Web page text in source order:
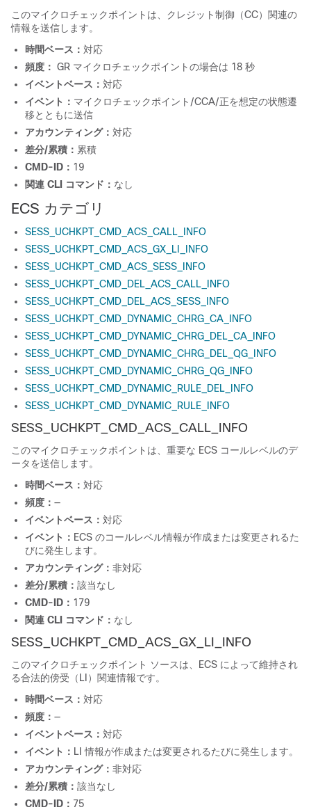
このマイクロチェックポイントは、クレジット制御（CC）関連の
情報を送信します。
時間ベース： 対応
頻度： GR マイクロチェックポイントの場合は 18 秒
イベントベース： 対応
イベント： マイクロチェックポイント/CCA/正を想定の状態遷
移とともに送信
アカウンティング： 対応
差分/累積： 累積
CMD-ID： 19
関連 CLI コマンド： なし
ECS カテゴリ
SESS_UCHKPT_CMD_ACS_CALL_INFO
SESS_UCHKPT_CMD_ACS_GX_LI_INFO
SESS_UCHKPT_CMD_ACS_SESS_INFO
SESS_UCHKPT_CMD_DEL_ACS_CALL_INFO
SESS_UCHKPT_CMD_DEL_ACS_SESS_INFO
SESS_UCHKPT_CMD_DYNAMIC_CHRG_CA_INFO
SESS_UCHKPT_CMD_DYNAMIC_CHRG_DEL_CA_INFO
SESS_UCHKPT_CMD_DYNAMIC_CHRG_DEL_QG_INFO
SESS_UCHKPT_CMD_DYNAMIC_CHRG_QG_INFO
SESS_UCHKPT_CMD_DYNAMIC_RULE_DEL_INFO
SESS_UCHKPT_CMD_DYNAMIC_RULE_INFO
SESS_UCHKPT_CMD_ACS_CALL_INFO
このマイクロチェックポイントは、重要な ECS コールレベルのデ
ータを送信します。
時間ベース： 対応
頻度： —
イベントベース： 対応
イベント： ECS のコールレベル情報が作成または変更されるた
びに発生します。
アカウンティング： 非対応
差分/累積： 該当なし
CMD-ID： 179
関連 CLI コマンド： なし
SESS_UCHKPT_CMD_ACS_GX_LI_INFO
このマイクロチェックポイント ソースは、ECS によって維持され
る合法的傍受（LI）関連情報です。
時間ベース： 対応
頻度： —
イベントベース： 対応
イベント： LI 情報が作成または変更されるたびに発生します。
アカウンティング： 非対応
差分/累積： 該当なし
CMD-ID： 75